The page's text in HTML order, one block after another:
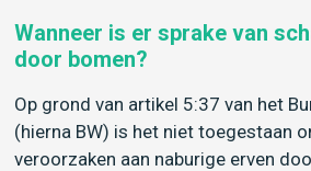
Wanneer is er sprake van
door bomen?
Op grond van artikel 5:37 van het
(hierna BW) is het niet toegestaan
veroorzaken aan naburige erven